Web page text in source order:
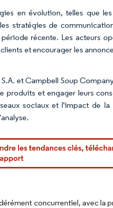
en évolution, telles que
stratégies de
récente. Les acteurs
et encourager les
et Campbell Soup
produits et engager leurs
sociaux et l'impact de
concurrentiel, avec la